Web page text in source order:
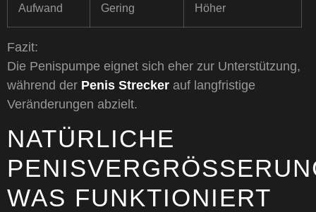
Aufwand Gering Höher
Fazit:
Die Penispumpe eignet sich eher zur Unterstützung,
während der Penis Strecker auf langfristige
Veränderungen abzielt.
NATÜRLICHE
AS FUNKTIONIERT W